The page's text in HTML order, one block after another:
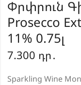
Փրփրուն
Prosecco
11% 0.75լ
7.300 դր․
Sparkling Wine